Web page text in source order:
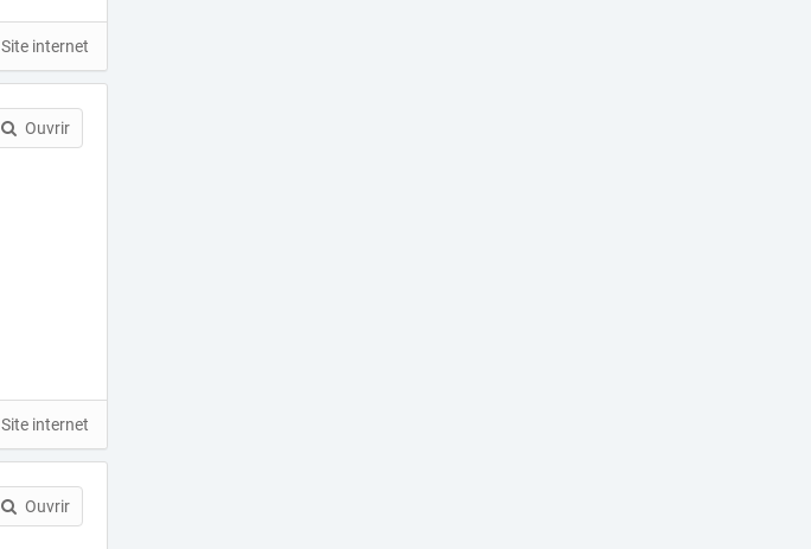
Site internet
Ouvrir
Site internet
Ouvrir